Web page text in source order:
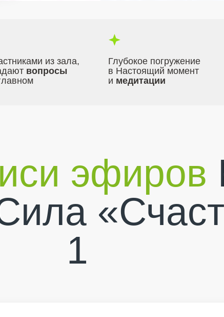
из зала,
вопросы
Глубокое погружение
в Настоящий момент
и медитации
эфиров
1